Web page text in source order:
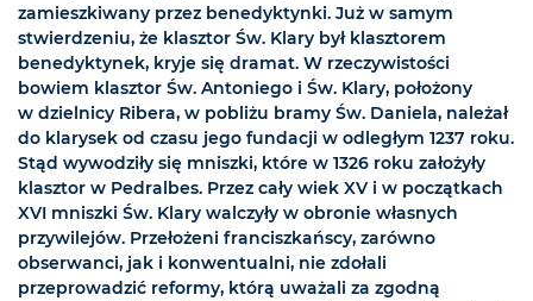
zamieszkiwany przez benedyktynki. Już w samym
stwierdzeniu, że klasztor Św. Klary był klasztorem
benedyktynek, kryje się dramat. W rzeczywistości
bowiem klasztor Św. Antoniego i Św. Klary, położony
w dzielnicy Ribera, w pobliżu bramy Św. Daniela, należał
do klarysek od czasu jego fundacji w odległym 1237 roku.
Stąd wywodziły się mniszki, które w 1326 roku założyły
klasztor w Pedralbes. Przez cały wiek XV i w początkach
XVI mniszki Św. Klary walczyły w obronie własnych
przywilejów. Przełożeni franciszkańscy, zarówno
obserwanci, jak i konwentualni, nie zdołali
przeprowadzić reformy, którą uważali za zgodną